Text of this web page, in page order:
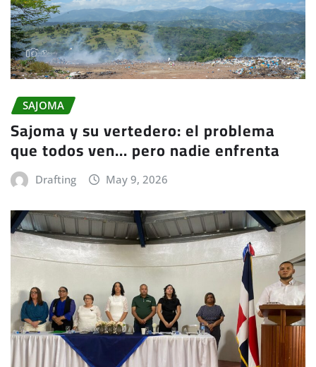
SAJOMA
Sajoma y su vertedero: el problema
que todos ven… pero nadie enfrenta
Drafting May 9, 2026